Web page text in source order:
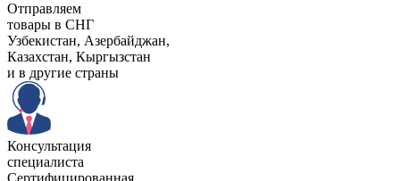
Отправляем
товары в СНГ
Узбекистан, Aзербайджан,
Казахстан, Кыргызстан
и в другие страны
Консультация
специалиста
Сертифицированная